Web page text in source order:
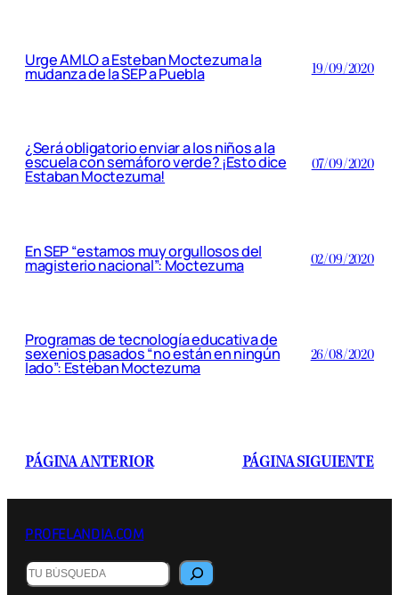
Urge AMLO a Esteban Moctezuma la
mudanza de la SEP a Puebla 19/09/2020
¿Será obligatorio enviar a los niños a la
escuela con semáforo verde? ¡Esto dice
Estaban Moctezuma!
07/09/2020
En SEP “estamos muy orgullosos del
magisterio nacional”: Moctezuma 02/09/2020
Programas de tecnología educativa de
sexenios pasados “no están en ningún
lado”: Esteban Moctezuma
26/08/2020
PÁGINA ANTERIOR PÁGINA SIGUIENTE
PROFELANDIA.COM
Buscar